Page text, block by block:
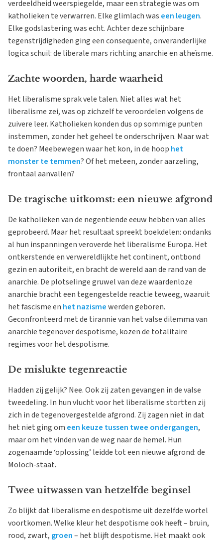
verdeeldheid weerspiegelde, maar een strategie was om
katholieken te verwarren. Elke glimlach was een leugen.
Elke godslastering was echt. Achter deze schijnbare
tegenstrijdigheden ging een consequente, onveranderlijke
logica schuil: de liberale mars richting anarchie en atheïsme.
Zachte woorden, harde waarheid
Het liberalisme sprak vele talen. Niet alles wat het
liberalisme zei, was op zichzelf te veroordelen volgens de
zuivere leer. Katholieken konden dus op sommige punten
instemmen, zonder het geheel te onderschrijven. Maar wat
te doen? Meebewegen waar het kon, in de hoop het
monster te temmen? Of het meteen, zonder aarzeling,
frontaal aanvallen?
De tragische uitkomst: een nieuwe afgrond
De katholieken van de negentiende eeuw hebben van alles
geprobeerd. Maar het resultaat spreekt boekdelen: ondanks
al hun inspanningen veroverde het liberalisme Europa. Het
ontkerstende en verwereldlijkte het continent, ontbond
gezin en autoriteit, en bracht de wereld aan de rand van de
anarchie. De plotselinge gruwel van deze waardenloze
anarchie bracht een tegengestelde reactie teweeg, waaruit
het fascisme en het nazismewerden geboren.
Geconfronteerd met de tirannie van het valse dilemma van
anarchie tegenover despotisme, kozen de totalitaire
regimes voor het despotisme.
De mislukte tegenreactie
Hadden zij gelijk? Nee. Ook zij zaten gevangen in de valse
tweedeling. In hun vlucht voor het liberalisme stortten zij
zich in de tegenovergestelde afgrond. Zij zagen niet in dat
het niet ging om een keuze tussen twee ondergangen,
maar om het vinden van de weg naar de hemel. Hun
zogenaamde ‘oplossing’ leidde tot een nieuwe afgrond: de
Moloch-staat.
Twee uitwassen van hetzelfde beginsel
Zo blijkt dat liberalisme en despotisme uit dezelfde wortel
voortkomen. Welke kleur het despotisme ook heeft – bruin,
rood, zwart, groen– het blijft despotisme. Het maakt ook